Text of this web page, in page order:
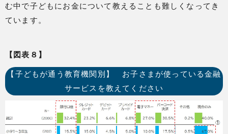
む中で子どもにお金について教えることも難しくなってき
ています。
【図表８】
【子どもが通う教育機関別】 お子さまが使っている金融
サービスを教えてください